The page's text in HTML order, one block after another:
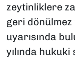
zeytinliklere
geri
uyarısında
yılında